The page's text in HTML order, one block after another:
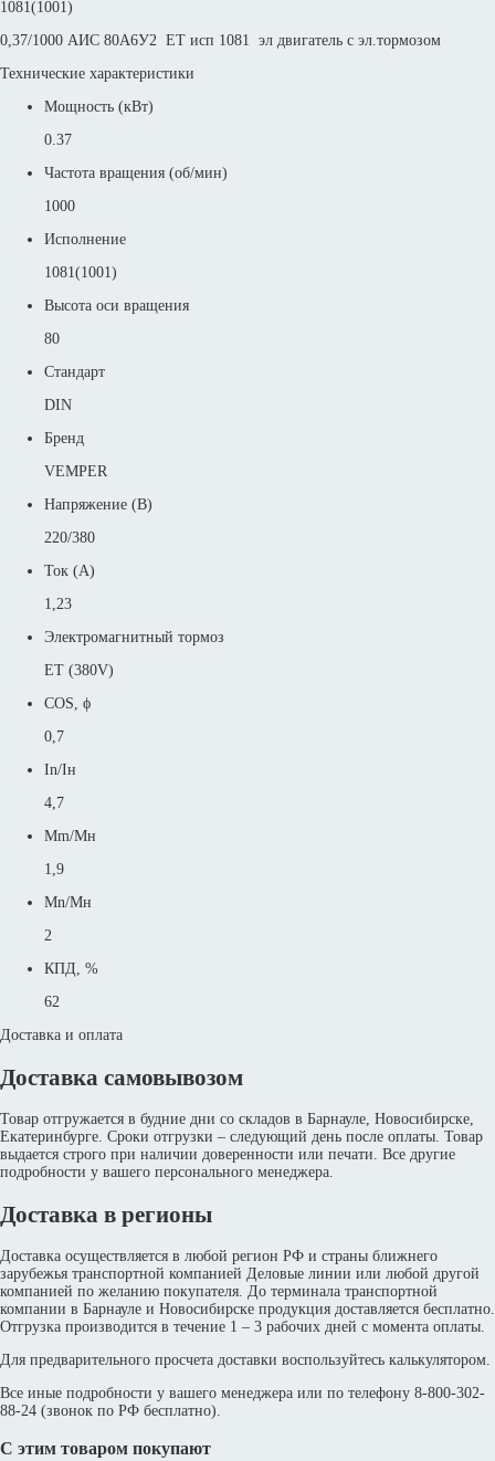
1081(1001)
0,37/1000 АИС 80А6У2 ET исп 1081 эл двигатель с эл.тормозом
Технические характеристики
Мощность (кВт)
0.37
Частота вращения (об/мин)
1000
Исполнение
1081(1001)
Высота оси вращения
80
Стандарт
DIN
Бренд
VEMPER
Напряжение (В)
220/380
Ток (А)
1,23
Электромагнитный тормоз
ET (380V)
COS, ϕ
0,7
In/Iн
4,7
Mm/Mн
1,9
Mn/Mн
2
КПД, %
62
Доставка и оплата
Доставка самовывозом
Товар отгружается в будние дни со складов в Барнауле, Новосибирске,
Екатеринбурге. Сроки отгрузки – следующий день после оплаты. Товар
выдается строго при наличии доверенности или печати. Все другие
подробности у вашего персонального менеджера.
Доставка в регионы
Доставка осуществляется в любой регион РФ и страны ближнего
зарубежья транспортной компанией Деловые линии или любой другой
компанией по желанию покупателя. До терминала транспортной
компании в Барнауле и Новосибирске продукция доставляется бесплатно.
Отгрузка производится в течение 1 – 3 рабочих дней с момента оплаты.
Для предварительного просчета доставки воспользуйтесь калькулятором.
Все иные подробности у вашего менеджера или по телефону 8-800-302-
88-24 (звонок по РФ бесплатно).
С этим товаром покупают